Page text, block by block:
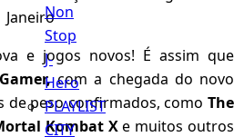
Non
Stop
J-
Hero
PLAYLIST
CITY
e jogos novos! É assim que
com a chegada do novo
de peso confirmados, como The
Kombat Xe muitos outros